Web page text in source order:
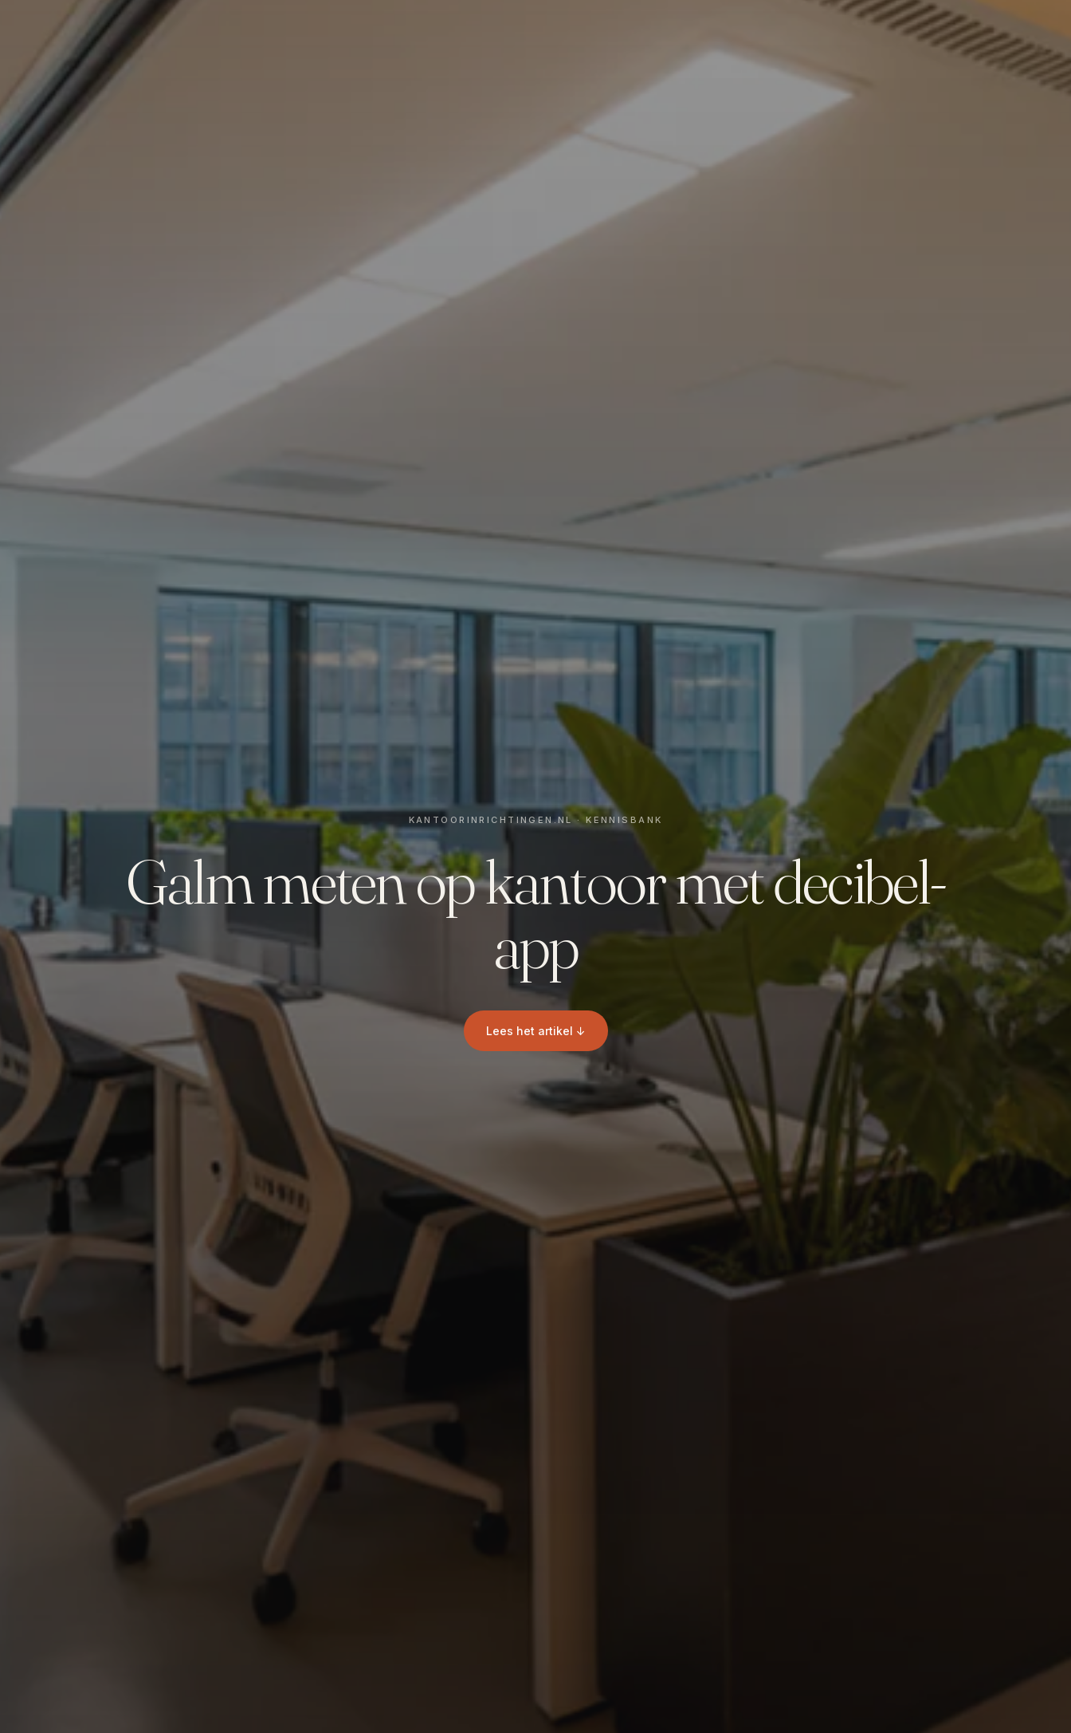
Galm meten op kantoor met decibel-
app